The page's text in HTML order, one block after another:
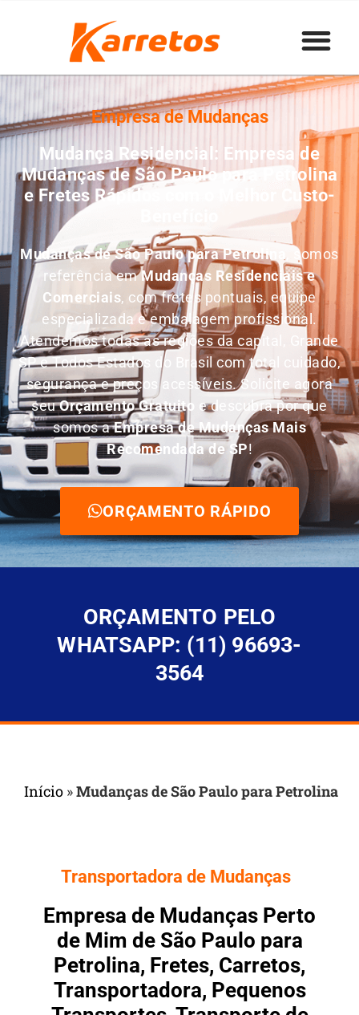
Empresa de Mudanças
Mudança Residencial: Empresa de
Mudanças de São Paulo para Petrolina
e Fretes Rápidos com o Melhor Custo-
Mudanças de São Paulo para Petrolina
, somos
referência emMudanças Residenciais e
Comerciais, com fretes pontuais, equipe
especializada e embalagem profissional.
Atendemos todas as regiões da capital, Grande
SP e Todos Estados do Brasil com total cuidado,
segurança e preços acessíveis. Solicite agora
seuOrçamento Gratuito
e descubra por que
somos aEmpresa de Mudanças Mais
Recomendada de SP!
ORÇAMENTO RÁPIDO
ORÇAMENTO PELO
WHATSAPP: (11) 96693-
3564
Início »Mudanças de São Paulo para Petrolina
Transportadora de Mudanças
Empresa de Mudanças Perto
de Mim de São Paulo para
Petrolina, Fretes, Carretos,
Transportadora, Pequenos